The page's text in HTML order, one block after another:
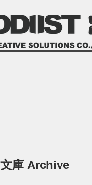
​文庫 Archive